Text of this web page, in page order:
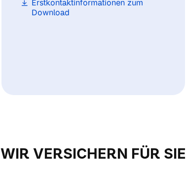
Erstkontaktinformationen zum
Download
WIR VERSICHERN FÜR SIE